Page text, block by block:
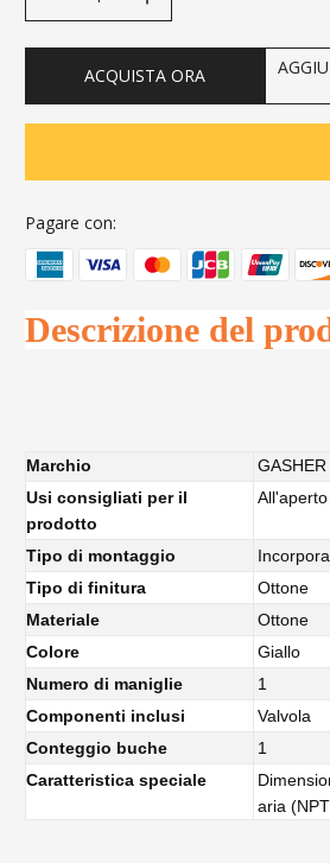
ACQUISTA ORA
Pagare con:
Descrizione del
Marchio
GASHER
Usi consigliati per il
prodotto
All'aperto
Tipo di montaggio
Tipo di finitura
Ottone
Materiale
Ottone
Colore
Giallo
Numero di maniglie
1
Componenti inclusi
Valvola
Conteggio buche
1
Caratteristica speciale
aria